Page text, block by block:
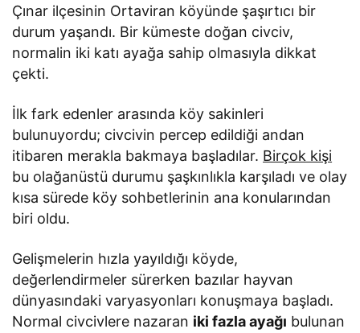
Çınar ilçesinin Ortaviran köyünde şaşırtıcı bir
durum yaşandı. Bir kümeste doğan civciv,
normalin iki katı ayağa sahip olmasıyla dikkat
çekti.
İlk fark edenler arasında köy sakinleri
bulunuyordu; civcivin percep edildiği andan
itibaren merakla bakmaya başladılar. Birçok kişi
bu olağanüstü durumu şaşkınlıkla karşıladı ve olay
kısa sürede köy sohbetlerinin ana konularından
biri oldu.
Gelişmelerin hızla yayıldığı köyde,
değerlendirmeler sürerken bazılar hayvan
dünyasındaki varyasyonları konuşmaya başladı.
Normal civcivlere nazaran iki fazla ayağı bulunan